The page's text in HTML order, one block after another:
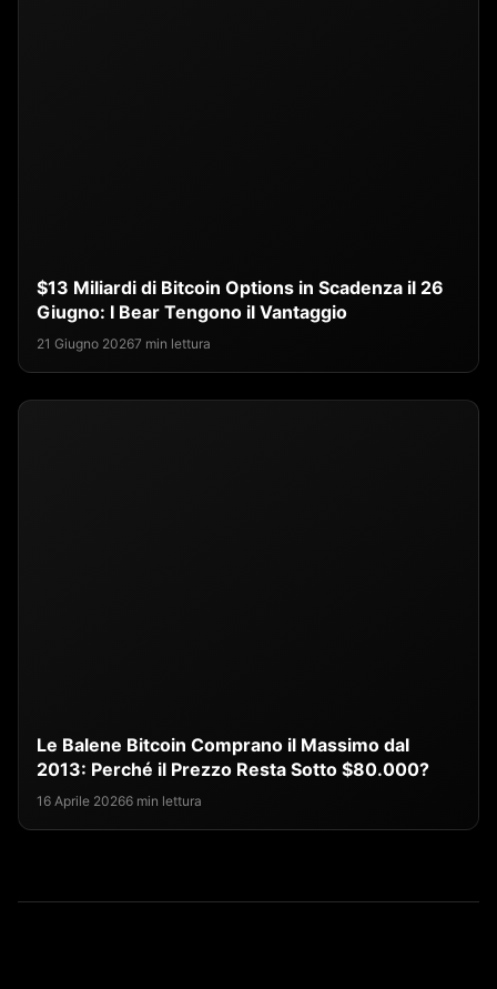
$13 Miliardi di Bitcoin Options in Scadenza il 26
Giugno: I Bear Tengono il Vantaggio
21 Giugno 20267 min lettura
Le Balene Bitcoin Comprano il Massimo dal
2013: Perché il Prezzo Resta Sotto $80.000?
16 Aprile 20266 min lettura